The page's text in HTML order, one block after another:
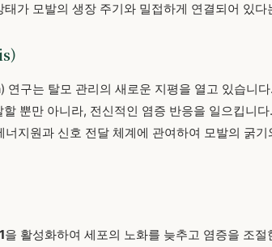
가 모발의 생장 주기와 밀접하게 연결되어 있다
구는 탈모 관리의 새로운 지평을 열고 있습니
뿐만 아니라, 전신적인 염증 반응을 일으킵니다.
너지원과 신호 전달 체계에 관여하여 모발의 굵
을 활성화하여 세포의 노화를 늦추고 염증을 조절